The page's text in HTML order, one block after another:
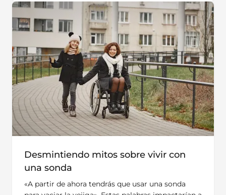
Desmintiendo mitos sobre vivir con
una sonda
«A partir de ahora tendrás que usar una sonda